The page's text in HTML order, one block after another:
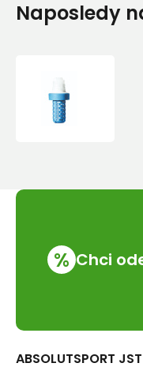
Naposledy
% Chci
ABSOLUTSPORT